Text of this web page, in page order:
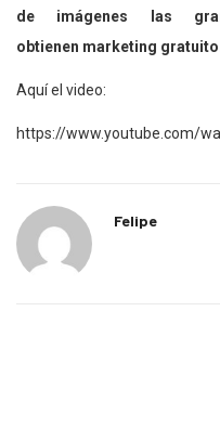
de imágenes las
obtienen marketing
Aquí el video:
https://www.youtube.com/
Felipe